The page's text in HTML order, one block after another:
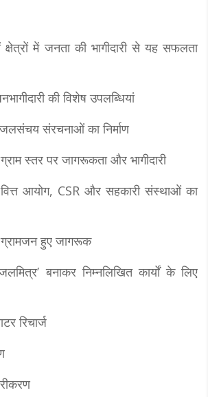
में जनता की भागीदारी से यह सफलता
की विशेष उपलब्धियां
संरचनाओं का निर्माण
स्तर पर जागरूकता और भागीदारी
आयोग, CSR और सहकारी संस्थाओं का
हुए जागरूक
बनाकर निम्नलिखित कार्यों के लिए
रिचार्ज